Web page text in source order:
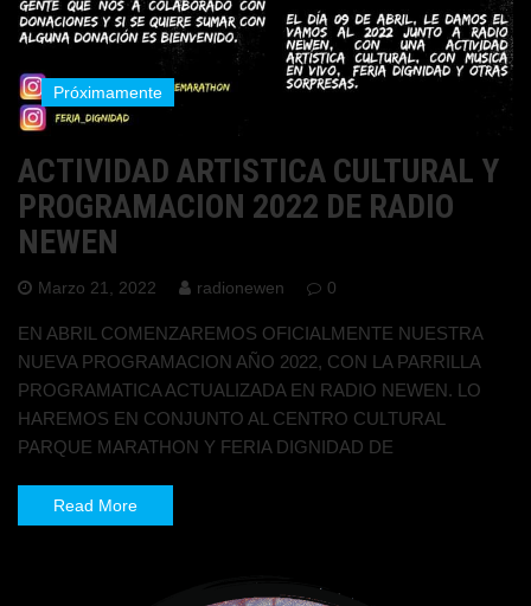
Próximamente
ACTIVIDAD ARTISTICA CULTURAL Y
PROGRAMACION 2022 DE RADIO
NEWEN
Marzo 21, 2022 radionewen 0
EN ABRIL COMENZAREMOS OFICIALMENTE NUESTRA
NUEVA PROGRAMACION AÑO 2022, CON LA PARRILLA
PROGRAMATICA ACTUALIZADA EN RADIO NEWEN. LO
HAREMOS EN CONJUNTO AL CENTRO CULTURAL
PARQUE MARATHON Y FERIA DIGNIDAD DE
Read More